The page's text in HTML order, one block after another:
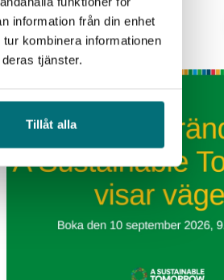
information från din enhet
kombinera informationen
tjänster.
Tillåt alla